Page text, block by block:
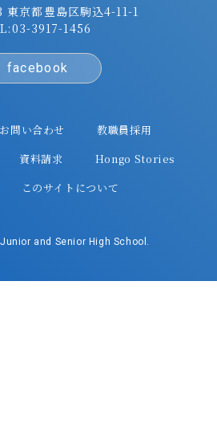
東京都豊島区駒込4-11-1
03-3917-1456
facebook
お問い合わせ
教職員採用
資料請求
Hongo Stories
このサイトについて
and Senior High School.